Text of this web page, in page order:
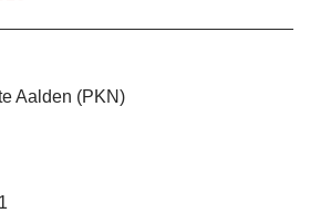
Aalden (PKN)